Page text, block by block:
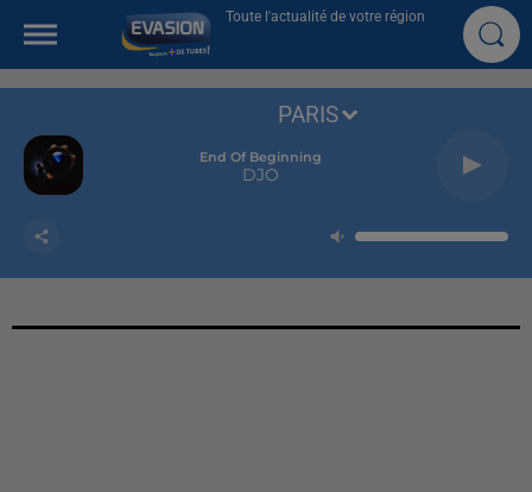
Toute l'actualité de votre région
End Of Beginning
DJO
PARIS